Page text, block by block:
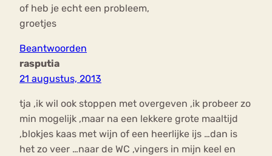
of heb je echt een probleem,
groetjes
Beantwoorden
rasputia
21 augustus, 2013
tja ,ik wil ook stoppen met overgeven ,ik probeer zo
min mogelijk ,maar na een lekkere grote maaltijd
,blokjes kaas met wijn of een heerlijke ijs …dan is
het zo veer …naar de WC ,vingers in mijn keel en